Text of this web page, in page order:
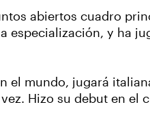
abiertos cuadro
especialización, y ha
el mundo, jugará
Hizo su debut en el